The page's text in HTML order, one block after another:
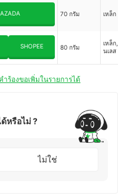
70 กรัม เหล็ก
SHOPEE 80 กรัม
เหล็ก
นเลส
ำร้องขอเพิ่มในรายการได้
หรือไม่ ?
ไม่ใช่